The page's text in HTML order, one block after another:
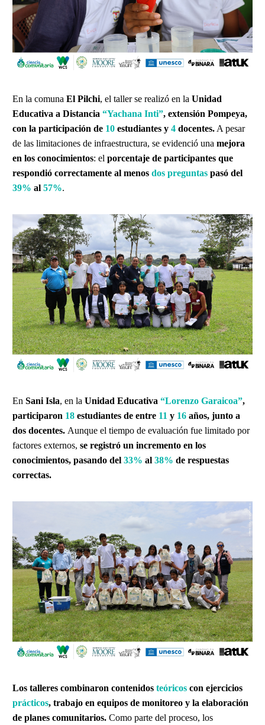
En la comuna El Pilchi, el taller se realizó en la Unidad
Educativa a Distancia “Yachana Inti”, extensión Pompeya,
con la participación de 10 estudiantes y 4 docentes. A pesar
de las limitaciones de infraestructura, se evidenció una mejora
en los conocimientos: el porcentaje de participantes que
respondió correctamente al menos dos preguntas pasó del
39% al 57%.
En Sani Isla, en la Unidad Educativa “Lorenzo Garaicoa”,
participaron 18 estudiantes de entre 11 y 16 años, junto a
dos docentes. Aunque el tiempo de evaluación fue limitado por
factores externos, se registró un incremento en los
conocimientos, pasando del 33% al 38% de respuestas
correctas.
Los talleres combinaron contenidos teóricos con ejercicios
prácticos, trabajo en equipos de monitoreo y la elaboración
de planes comunitarios. Como parte del proceso, los